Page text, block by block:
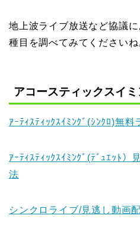
地上波ライブ放送など協議
種目を調べてみてくださいね
アコースティックスイミ
ｱｰﾃｨｽﾃｨｯｸｽｲﾐﾝｸﾞ(ｼﾝｸﾛ)無
ｱｰﾃｨｽﾃｨｯｸｽｲﾐﾝｸﾞ(ﾃﾞｭｴｯﾄ）
法
シンクロライブ/見逃し動画